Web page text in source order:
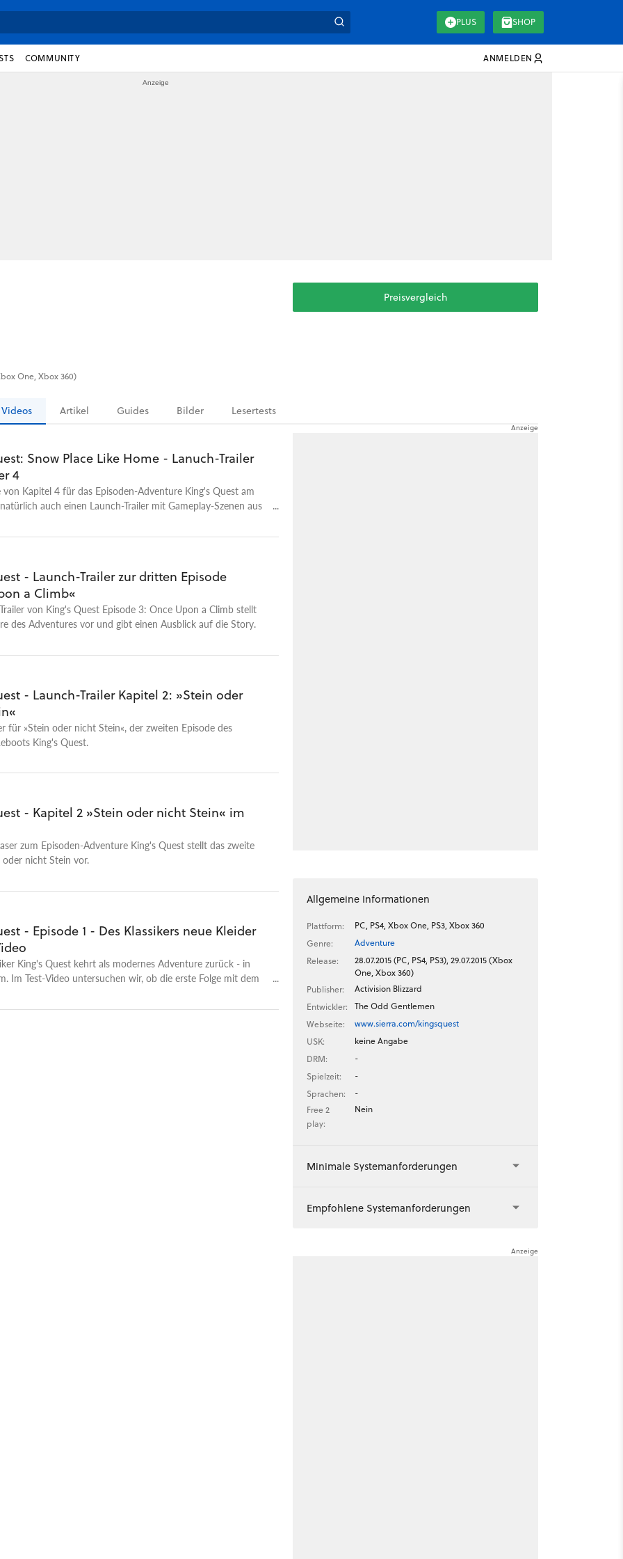
PLUS SHOP
COMMUNITY ANMELDEN
One, Xbox 360)
Preisvergleich
Videos Artikel Guides Bilder Lesertests
Snow Place Like Home - Lanuch-Trailer
4
von Kapitel 4 für das Episoden-Adventure King's Quest am
auch einen Launch-Trailer mit Gameplay-Szenen aus
Story-Sequenzen, was aber natürlich auch zum Spiel
der als Baby entführt wurde und nun als junger Mann zu
zurückkehrt. Natürlich gilt es nun herauszufinden, was mit
den Jahren passiert ist. Kapitel 4 für King's Quest ist für PC,
360 und Xbox One verfügbar. Nach dieser Episode wird es
ist noch vor Weihnachten 2016 geplant.
- Launch-Trailer zur dritten Episode
a Climb«
von King's Quest Episode 3: Once Upon a Climb stellt
des Adventures vor und gibt einen Ausblick auf die Story.
- Launch-Trailer Kapitel 2: »Stein oder
für »Stein oder nicht Stein«, der zweiten Episode des
King's Quest.
- Kapitel 2 »Stein oder nicht Stein« im
zum Episoden-Adventure King's Quest stellt das zweite
nicht Stein vor.
- Episode 1 - Des Klassikers neue Kleider
King's Quest kehrt als modernes Adventure zurück - in
Im Test-Video untersuchen wir, ob die erste Folge mit dem
Allgemeine Informationen
Plattform:
PC, PS4, Xbox One, PS3, Xbox 360
Genre:
Adventure
Release:
28.07.2015 (PC, PS4, PS3), 29.07.2015 (Xbox
One, Xbox 360)
Publisher:
Activision Blizzard
Entwickler:
The Odd Gentlemen
Webseite:
www.sierra.com/kingsquest
USK:
keine Angabe
DRM:
-
Spielzeit:
-
Sprachen:
-
Free 2
play:
Nein
Minimale Systemanforderungen
Empfohlene Systemanforderungen